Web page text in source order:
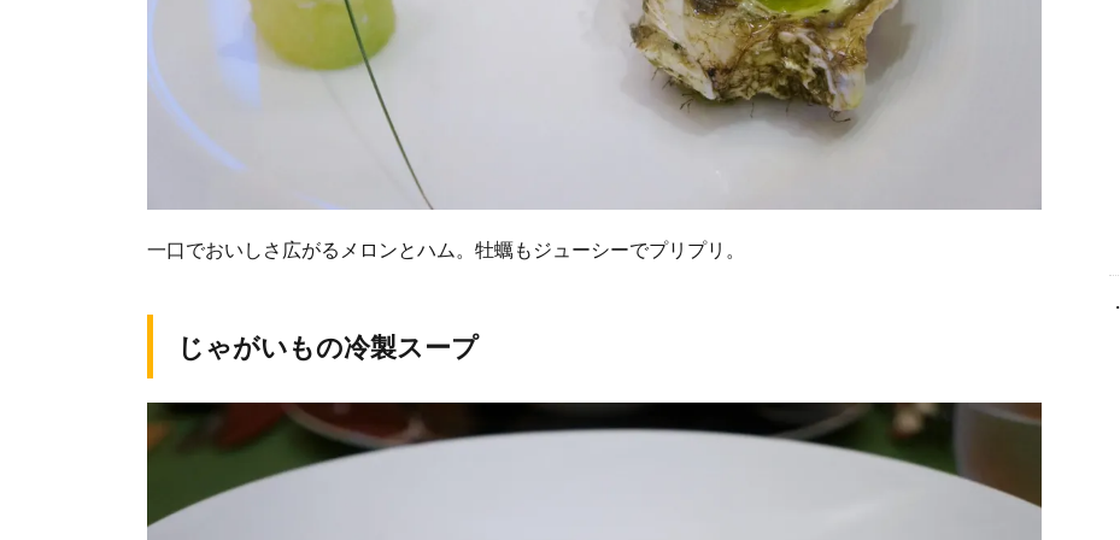
一口でおいしさ広がるメロンとハム。牡蠣もジューシーでプリプリ。
じゃがいもの冷製スープ